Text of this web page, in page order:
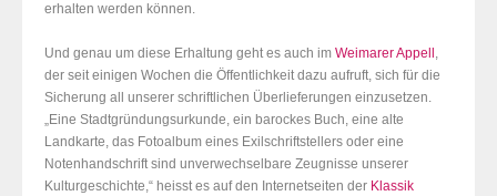
erhalten werden können.
Und genau um diese Erhaltung geht es auch im Weimarer Appell ,
der seit einigen Wochen die Öffentlichkeit dazu aufruft, sich für die
Sicherung all unserer schriftlichen Überlieferungen einzusetzen.
„Eine Stadtgründungsurkunde, ein barockes Buch, eine alte
Landkarte, das Fotoalbum eines Exilschriftstellers oder eine
Notenhandschrift sind unverwechselbare Zeugnisse unserer
Kulturgeschichte,“ heisst es auf den Internetseiten der Klassik